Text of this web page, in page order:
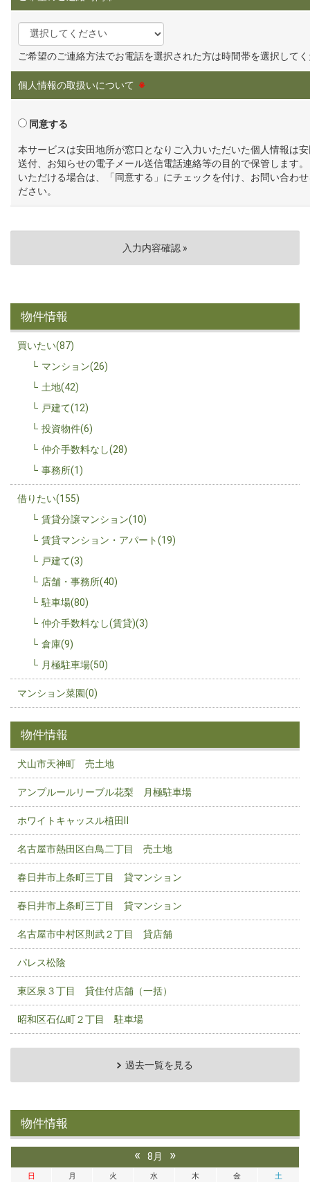
ご希望のご連絡方法でお電話を選択された方は時間帯を選択して
個人情報の取扱いについて ※
同意する
本サービスは安田地所が窓口となりご入力いただいた個人情報は
送付、お知らせの電子メール送信電話連絡等の目的で保管します
いただける場合は、「同意する」にチェックを付け、お問い合わ
ださい。
物件情報
買いたい(87)
マンション(26)
土地(42)
戸建て(12)
投資物件(6)
仲介手数料なし(28)
事務所(1)
借りたい(155)
賃貸分譲マンション(10)
賃貸マンション・アパート(19)
戸建て(3)
店舗・事務所(40)
駐車場(80)
仲介手数料なし(賃貸)(3)
倉庫(9)
月極駐車場(50)
マンション菜園(0)
物件情報
犬山市天神町 売土地
アンプルールリーブル花梨 月極駐車場
ホワイトキャッスル植田Ⅱ
名古屋市熱田区白鳥二丁目 売土地
春日井市上条町三丁目 貸マンション
春日井市上条町三丁目 貸マンション
名古屋市中村区則武２丁目 貸店舗
パレス松陰
東区泉３丁目 貸住付店舗（一括）
昭和区石仏町２丁目 駐車場
過去一覧を見る
物件情報
« 8月 »
日 月 火 水 木 金 土